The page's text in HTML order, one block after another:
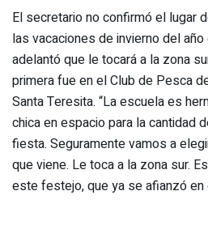
El secretario no confirmó el lugar
las vacaciones de invierno del año
adelantó que le tocará a la zona
primera fue en el Club de Pesca
Santa Teresita. “La escuela es
chica en espacio para la cantidad
fiesta. Seguramente vamos a
que viene. Le toca a la zona sur.
este festejo, que ya se afianzó en